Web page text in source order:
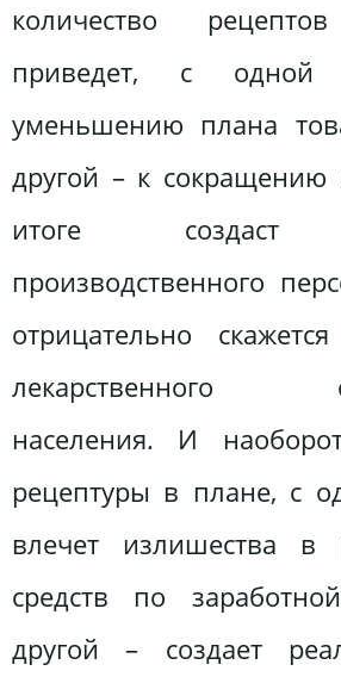
количество
приведет, с одной
уменьшению плана
другой – к сокращению
итоге создаст
производственного
отрицательно
лекарственного
населения. И
рецептуры в плане, с
влечет излишества в
средств по
другой – создает